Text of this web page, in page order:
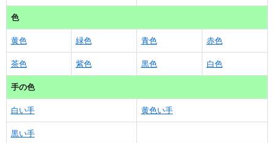
色
黄色 緑色 青色 赤色
茶色 紫色 黒色 白色
手の色
白い手 黄色い手
黒い手